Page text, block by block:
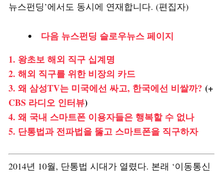
뉴스펀딩’에서도 동시에 연재합니다. (편집자)
다음 뉴스펀딩 슬로우뉴스 페이지
1. 왕초보 해외 직구 십계명
2. 해외 직구를 위한 비장의 카드
3. 왜 삼성TV는 미국에선 싸고, 한국에선 비쌀까? (+
CBS 라디오 인터뷰)
4. 왜 국내 스마트폰 이용자들은 행복할 수 없나
5. 단통법과 전파법을 뚫고 스마트폰을 직구하자
2014년 10월, 단통법 시대가 열렸다. 본래 ‘이동통신